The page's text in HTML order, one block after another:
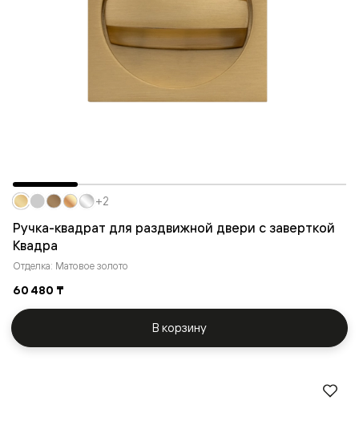
Ручка-квадрат для раздвижной двери с заверткой
Квадра
Отделка: Матовое золото
60 480 ₸
+2
В корзину